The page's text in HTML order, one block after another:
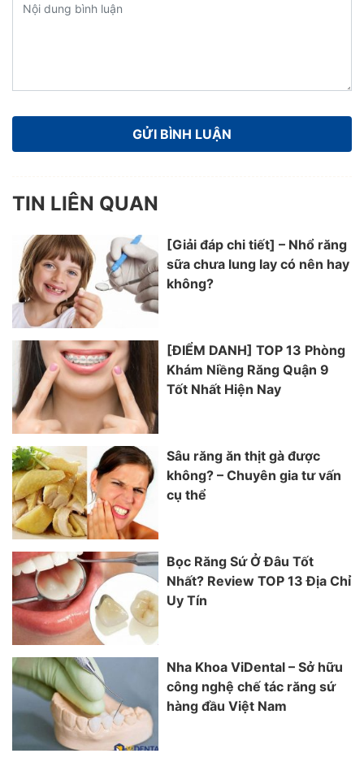
TIN LIÊN QUAN
[Giải đáp chi tiết] – Nhổ răng
sữa chưa lung lay có nên hay
không?
[ĐIỂM DANH] TOP 13 Phòng
Khám Niềng Răng Quận 9
Tốt Nhất Hiện Nay
Sâu răng ăn thịt gà được
không? – Chuyên gia tư vấn
cụ thể
Bọc Răng Sứ Ở Đâu Tốt
Nhất? Review TOP 13 Địa Chỉ
Uy Tín
Nha Khoa ViDental – Sở hữu
công nghệ chế tác răng sứ
hàng đầu Việt Nam